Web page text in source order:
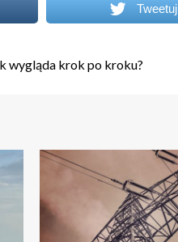
Tweetuj
wygląda krok po kroku?